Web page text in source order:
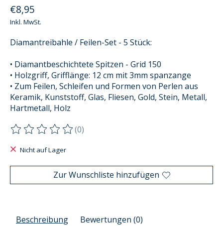
€8,95
Inkl. MwSt.
Diamantreibahle / Feilen-Set - 5 Stück:
• Diamantbeschichtete Spitzen - Grid 150
• Holzgriff, Grifflänge: 12 cm mit 3mm spanzange
• Zum Feilen, Schleifen und Formen von Perlen aus
Keramik, Kunststoff, Glas, Fliesen, Gold, Stein, Metall,
Hartmetall, Holz
Die Bewertung dieses Produkts ist
(0)
Nicht auf Lager
Zur Wunschliste hinzufügen
Beschreibung Bewertungen (0)